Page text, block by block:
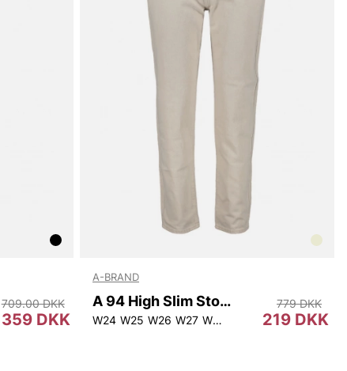
359 DKK
709.00 DKK
A-BRAND
A 94 High Slim Stone
W24 W25 W26 W27 W28 219 DKK
779 DKK